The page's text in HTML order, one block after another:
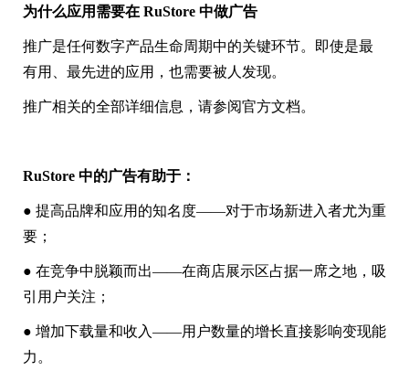
为什么应用需要在 RuStore 中做广告
推广是任何数字产品生命周期中的关键环节。即使是最
有用、最先进的应用，也需要被人发现。
推广相关的全部详细信息，请参阅官方文档。
RuStore 中的广告有助于：
● 提高品牌和应用的知名度——对于市场新进入者尤为重
要；
● 在竞争中脱颖而出——在商店展示区占据一席之地，吸
引用户关注；
● 增加下载量和收入——用户数量的增长直接影响变现能
力。